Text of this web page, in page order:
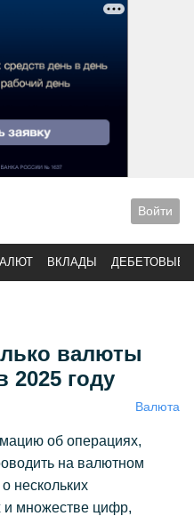
Войти
ВКЛАДЫ ДЕБЕТОВЫЕ
валюты
2025 году
Валюта
об операциях,
на валютном
нескольких
и множестве цифр,